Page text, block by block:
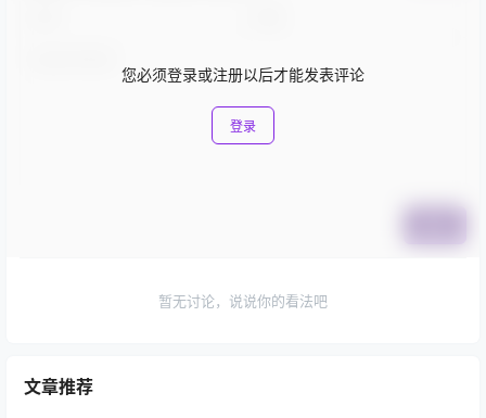
您必须登录或注册以后才能发表评论
登录
暂无讨论，说说你的看法吧
文章推荐